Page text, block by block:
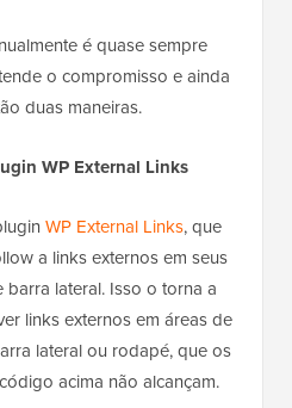
é quase sempre
o compromisso e ainda
duas maneiras.
WP External Links
WP External Links, que
a links externos em seus
barra lateral. Isso o torna a
links externos em áreas de
lateral ou rodapé, que os
acima não alcançam.